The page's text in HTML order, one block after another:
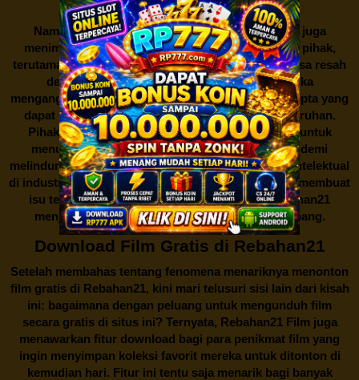
Namun, seperti halnya cerita manis,Rebahan21juga
menimbulkan kontroversi di industri film. Banyak pihak,
terutama produsen film dan pemilik hak cipta, merasa resah
dengan maraknya situs-situs seperti ini. Mereka
menganggapnya sebagai bentuk pelanggaran hak cipta yang
dapat merugikan industri perfilman secara keseluruhan.
Pihak berwenang pun turut terlibat dalam upaya untuk
menutup situs-situs ilegal semacam Rebahan21 demi
melindungi keberlangsungan bisnis dan kekayaan intelektual
di industri hiburan. Konflik kepentingan inilah yang membuat
isu tentang menonton film secara gratis diRebahan21
menjadi perbincangan seru yang terus berkembang.
Download Film Gratis di Rebahan21
Setelah membahas tentang fenomena menariknya menonton
film gratis di Rebahan21, kini mari telusuri sisi lain dari kisah
ini: bagaimana dengan peluang untuk mengunduh film
secara gratis di situs ini? Ternyata, Rebahan21 Film juga
menawarkan fitur download bagi para penikmat film yang
ingin menyimpan koleksi favorit mereka untuk ditonton di
kemudian hari. Fitur ini tentu saja menarik bagi banyak